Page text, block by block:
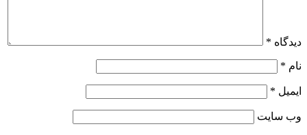
دیدگاه *
نام *
ایمیل *
وب‌ سایت